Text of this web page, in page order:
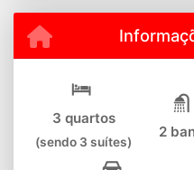
3 quartos
(sendo 3 suítes)
2